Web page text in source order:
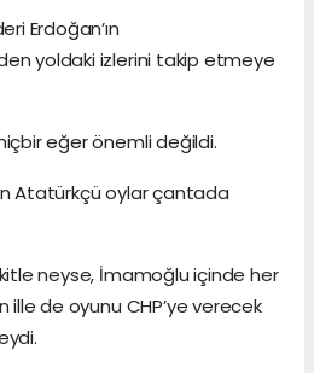
Erdoğan’ın
yoldaki izlerini takip etmeye
eğer önemli değildi.
Atatürkçü oylar çantada
neyse, İmamoğlu içinde her
ille de oyunu CHP’ye verecek